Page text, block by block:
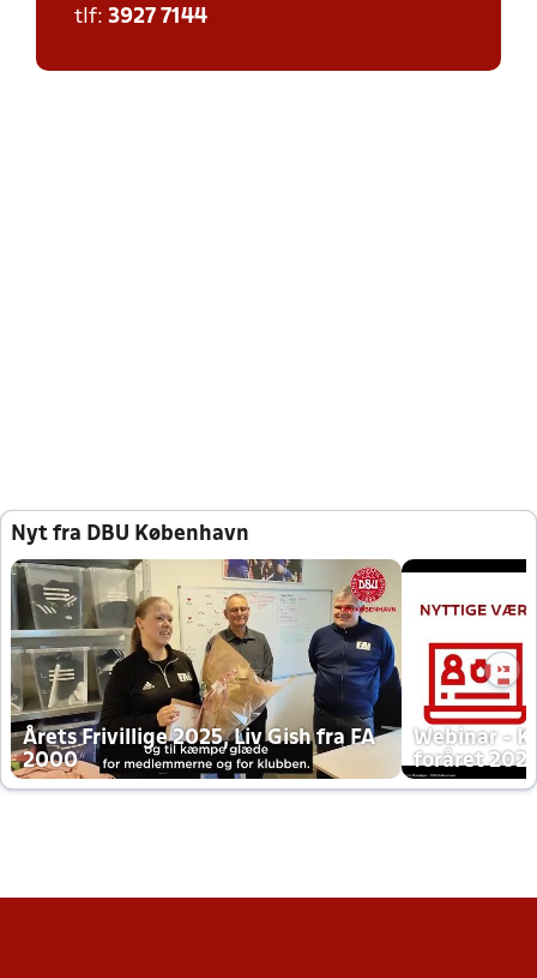
tlf: 3927 7144
Nyt fra DBU København
Årets Frivillige 2025, Liv Gish fra FA
2000
Webinar -
foråret